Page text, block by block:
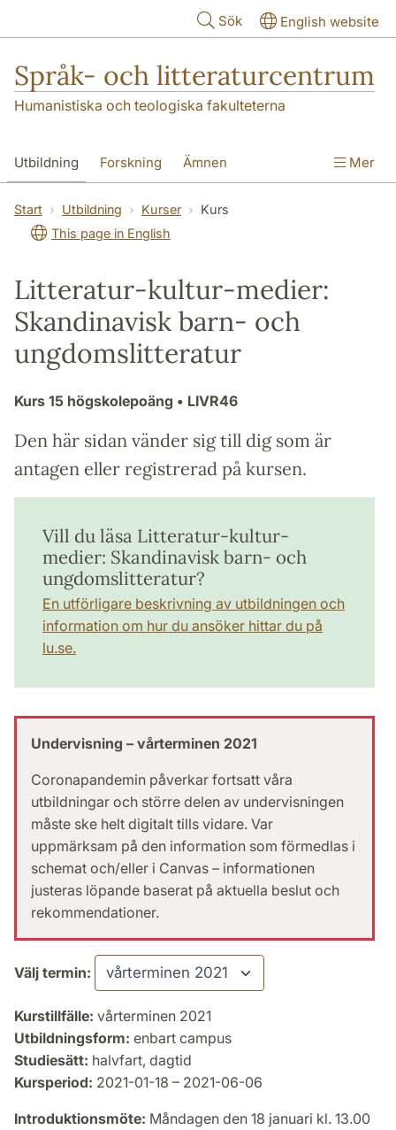
Sök English website
Språk- och litteraturcentrum
Humanistiska och teologiska fakulteterna
Utbildning Forskning Ämnen
SOL-husen Kontakt Institutionen
översättning till svenska
Mer
Start Utbildning Kurser
Kurs
This page in English
Litteratur-kultur-medier:
Skandinavisk barn- och
ungdomslitteratur
Kurs 15 högskolepoäng • LIVR46
Den här sidan vänder sig till dig som är
antagen eller registrerad på kursen.
Vill du läsa Litteratur-kultur-
medier: Skandinavisk barn- och
ungdomslitteratur?
En utförligare beskrivning av utbildningen och
information om hur du ansöker hittar du på
lu.se.
Undervisning – vårterminen 2021
Coronapandemin påverkar fortsatt våra
utbildningar och större delen av undervisningen
måste ske helt digitalt tills vidare. Var
uppmärksam på den information som förmedlas i
schemat och/eller i Canvas – informationen
justeras löpande baserat på aktuella beslut och
rekommendationer.
Välj termin:
Kurstillfälle: vårterminen 2021
Utbildningsform: enbart campus
Studiesätt: halvfart, dagtid
Kursperiod: 2021-01-18 – 2021-06-06
Introduktionsmöte: Måndagen den 18 januari kl. 13.00